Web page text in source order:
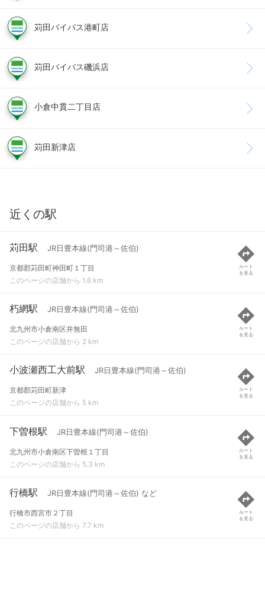
苅田バイパス港町店
苅田バイパス磯浜店
小倉中貫二丁目店
苅田新津店
近くの駅
苅田駅 JR日豊本線(門司港～佐伯)
京都郡苅田町神田町１丁目
このページの店舗から 1.6 km
ルート
を見る
朽網駅 JR日豊本線(門司港～佐伯)
北九州市小倉南区井無田
このページの店舗から 2 km
ルート
を見る
小波瀬西工大前駅 JR日豊本線(門司港～佐伯)
京都郡苅田町新津
このページの店舗から 5 km
ルート
を見る
下曽根駅 JR日豊本線(門司港～佐伯)
北九州市小倉南区下曽根１丁目
このページの店舗から 5.3 km
ルート
を見る
行橋駅 JR日豊本線(門司港～佐伯) など
行橋市西宮市２丁目
このページの店舗から 7.7 km
ルート
を見る